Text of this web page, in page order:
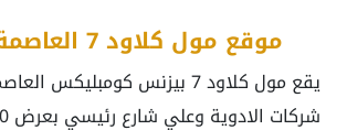
موقع مول كلاود 7 العاصمة الإدارية
يقع مول كلاود 7 بيزنس